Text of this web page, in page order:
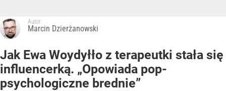
Autor:
Marcin Dzierżanowski
Jak Ewa Woydyłło z terapeutki stała się
influencerką. „Opowiada pop-
psychologiczne brednie”